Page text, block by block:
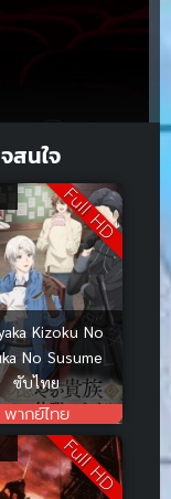
สนใจ
Full HD
Kizoku No
No Susume
ซับไทย
พากย์ไทย
Full HD